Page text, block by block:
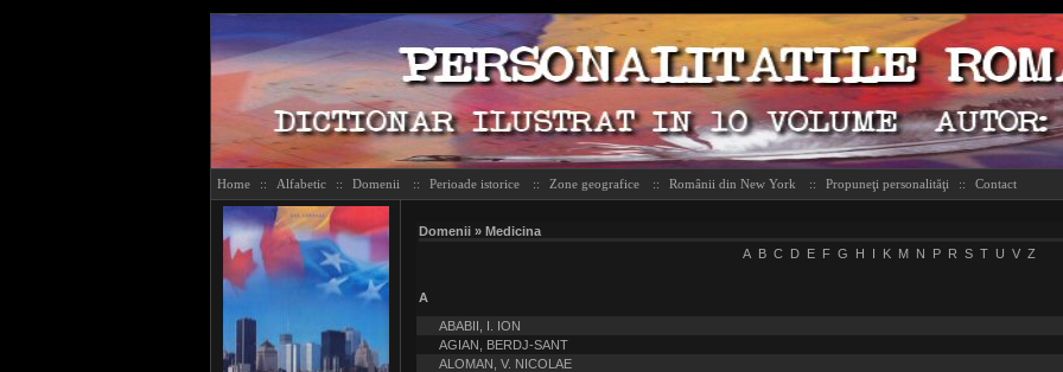
Home :: Alfabetic :: Domenii :: Perioade istorice :: Zone geografice :: Românii din New York :: Propuneţi personalităţi :: Contact
Domenii » Medicina
A
B C D E F G H I K M N P R S T U V Z
A
ABABII, I. ION
AGIAN, BERDJ-SANT
ALOMAN, V. NICOLAE